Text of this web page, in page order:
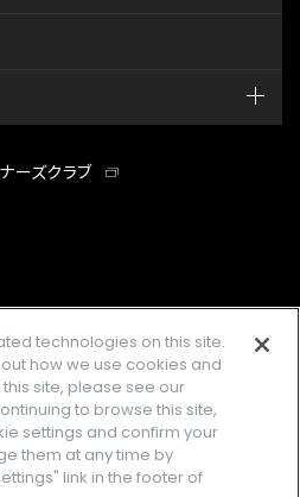
ーズクラブ
facebookinstagramtwitter
ご利用規約
ー Cookies Settings
technologies on this site.
how we use cookies and
site, please see our
to browse this site,
settings and confirm your
them at any time by
link in the footer of